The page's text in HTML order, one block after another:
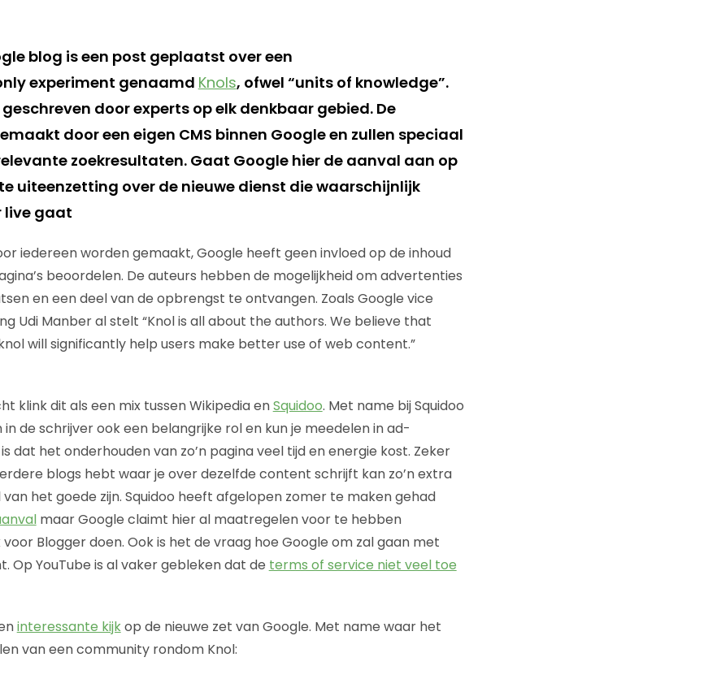
blog is een post geplaatst over een
experiment genaamd Knols, ofwel “units of knowledge”.
door experts op elk denkbaar gebied. De
door een eigen CMS binnen Google en zullen speciaal
zoekresultaten. Gaat Google hier de aanval aan op
uiteenzetting over de nieuwe dienst die waarschijnlijk
live gaat
iedereen worden gemaakt, Google heeft geen invloed op de inhoud
beoordelen. De auteurs hebben de mogelijkheid om advertenties
en een deel van de opbrengst te ontvangen. Zoals Google vice
Udi Manber al stelt “Knol is all about the authors. We believe that
will significantly help users make better use of web content.”
klink dit als een mix tussen Wikipedia enSquidoo. Met name bij Squidoo
de schrijver ook een belangrijke rol en kun je meedelen in ad-
dat het onderhouden van zo’n pagina veel tijd en energie kost. Zeker
blogs hebt waar je over dezelfde content schrijft kan zo’n extra
het goede zijn. Squidoo heeft afgelopen zomer te maken gehad
maar Google claimt hier al maatregelen voor te hebben
Blogger doen. Ook is het de vraag hoe Google om zal gaan met
Op YouTube is al vaker gebleken dat de terms of service niet veel toe
interessante kijkop de nieuwe zet van Google. Met name waar het
van een community rondom Knol: